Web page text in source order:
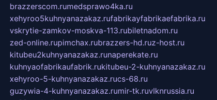
brazzerscom.rumedsprawo4ka.ru
xehyroo5kuhnyanazakaz.rufabrikayfabrikaefabrika.ru
vskrytie-zamkov-moskva-113.rubiletnadom.ru
zed-online.rupimchax.rubrazzers-hd.ruz-host.ru
kitubeu2kuhnyanazakaz.runaperekate.ru
kuhnyaofabrikaufabrik.rukitubeu-2-kuhnyanazakaz.ru
xehyroo-5-kuhnyanazakaz.rucs-68.ru
guzywia-4-kuhnyanazakaz.rumir-tk.ruvlknrussia.ru